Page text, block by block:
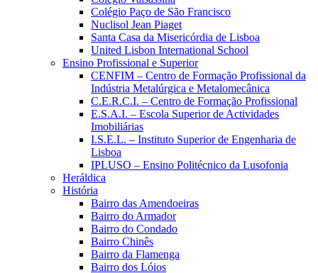
Colégio Paço de São Francisco
Nuclisol Jean Piaget
Santa Casa da Misericórdia de Lisboa
United Lisbon International School
Ensino Profissional e Superior
CENFIM – Centro de Formação Profissional da
Indústria Metalúrgica e Metalomecânica
C.E.R.C.I. – Centro de Formação Profissional
E.S.A.I. – Escola Superior de Actividades
Imobiliárias
I.S.E.L. – Instituto Superior de Engenharia de
Lisboa
IPLUSO – Ensino Politécnico da Lusofonia
Heráldica
História
Bairro das Amendoeiras
Bairro do Armador
Bairro do Condado
Bairro Chinês
Bairro da Flamenga
Bairro dos Lóios